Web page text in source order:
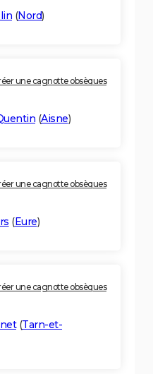
(Nord)
une cagnotte obsèques
(Aisne)
une cagnotte obsèques
(Eure)
une cagnotte obsèques
(Tarn-et-